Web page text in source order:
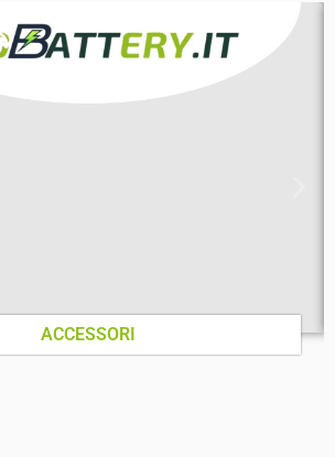
ACCESSORI